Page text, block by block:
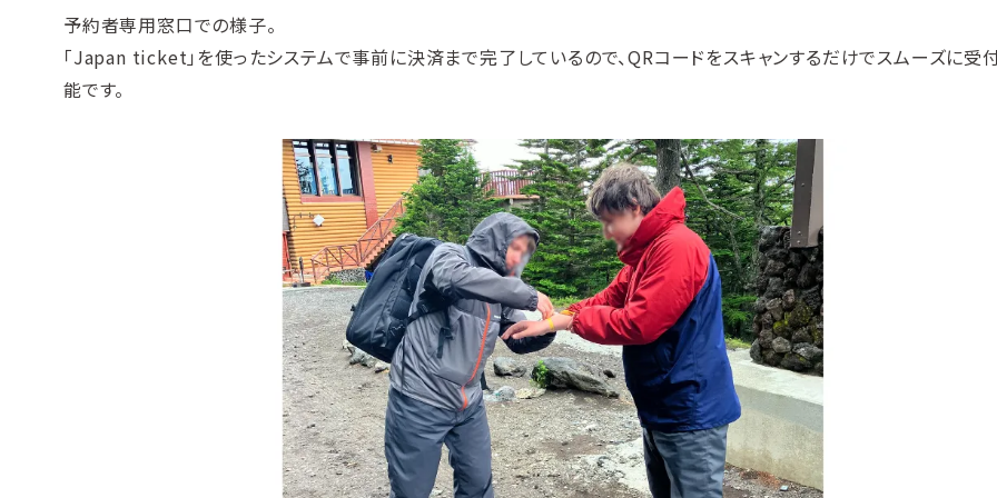
予約者専用窓口での様子。
「Japan ticket」を使ったシステムで事前に決済まで完了しているので、QRコードをスキャンするだけでスムーズに受
能です。